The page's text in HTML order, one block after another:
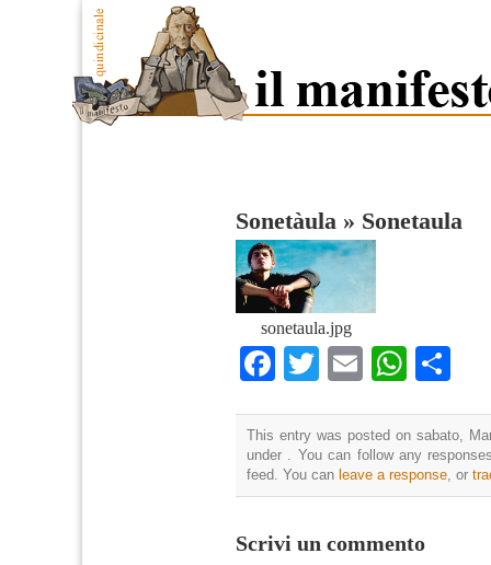
Sonetàula » Sonetaula
sonetaula.jpg
Facebook
TwitterEmail
This entry was posted on sabato,
under . You can follow any
feed. You can leave a response , or
Scrivi un commento